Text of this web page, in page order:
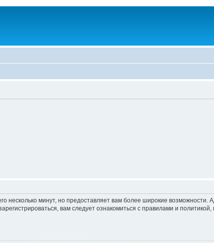
несколько минут, но предоставляет вам более широкие
вам следует ознакомиться с правилами и